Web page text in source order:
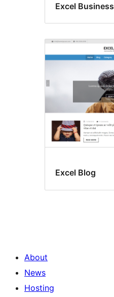
Excel Business
Excel Blog
About
News
Hosting